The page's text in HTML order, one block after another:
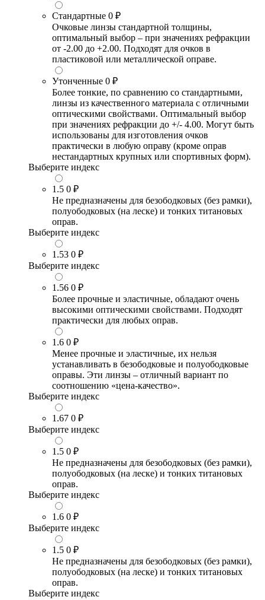
Стандартные 0 ₽
Очковые линзы стандартной толщины,
оптимальный выбор – при значениях рефракции
от -2.00 до +2.00. Подходят для очков в
пластиковой или металлической оправе.
Утонченные 0 ₽
Более тонкие, по сравнению со стандартными,
линзы из качественного материала с отличными
оптическими свойствами. Оптимальный выбор
при значениях рефракции до +/- 4.00. Могут быть
использованы для изготовления очков
практически в любую оправу (кроме оправ
нестандартных крупных или спортивных форм).
Выберите индекс
1.5 0 ₽
Не предназначены для безободковых (без рамки),
полуободковых (на леске) и тонких титановых
оправ.
Выберите индекс
1.53 0 ₽
Выберите индекс
1.56 0 ₽
Более прочные и эластичные, обладают очень
высокими оптическими свойствами. Подходят
практически для любых оправ.
1.6 0 ₽
Менее прочные и эластичные, их нельзя
устанавливать в безободковые и полуободковые
оправы. Эти линзы – отличный вариант по
соотношению «цена-качество».
Выберите индекс
1.67 0 ₽
Выберите индекс
1.5 0 ₽
Не предназначены для безободковых (без рамки),
полуободковых (на леске) и тонких титановых
оправ.
Выберите индекс
1.6 0 ₽
Выберите индекс
1.5 0 ₽
Не предназначены для безободковых (без рамки),
полуободковых (на леске) и тонких титановых
оправ.
Выберите индекс